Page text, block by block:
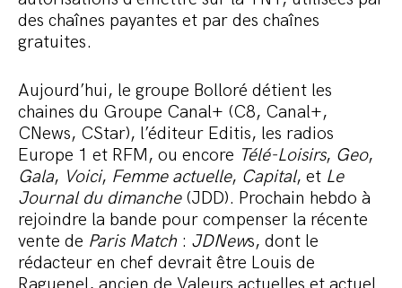
des chaînes payantes et par des chaînes
gratuites.
Aujourd’hui, le groupe Bolloré détient les
chaines du Groupe Canal+ (C8, Canal+,
CNews, CStar), l’éditeur Editis, les radios
Europe 1 et RFM, ou encore Télé-Loisirs, Geo,
Gala, Voici, Femme actuelle, Capital, et Le
Journal du dimanche(JDD). Prochain hebdo à
rejoindre la bande pour compenser la récente
vente de Paris Match : JDNews, dont le
rédacteur en chef devrait être Louis de